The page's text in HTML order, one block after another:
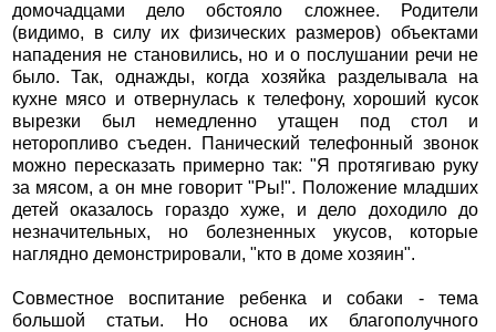
домочадцами дело обстояло сложнее. Родители
(видимо, в силу их физических размеров) объектами
нападения не становились, но и о послушании речи не
было. Так, однажды, когда хозяйка разделывала на
кухне мясо и отвернулась к телефону, хороший кусок
вырезки был немедленно утащен под стол и
неторопливо съеден. Панический телефонный звонок
можно пересказать примерно так: "Я протягиваю руку
за мясом, а он мне говорит "Ры!". Положение младших
детей оказалось гораздо хуже, и дело доходило до
незначительных, но болезненных укусов, которые
наглядно демонстрировали, "кто в доме хозяин".
Совместное воспитание ребенка и собаки - тема
большой статьи. Но основа их благополучного